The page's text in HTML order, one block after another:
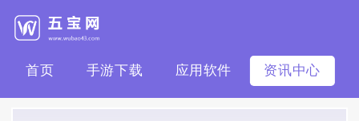
首页 手游下载 应用软件 资讯中心